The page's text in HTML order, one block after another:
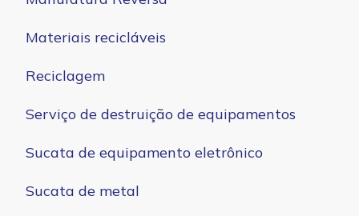
Materiais recicláveis
Reciclagem
Serviço de destruição de equipamentos
Sucata de equipamento eletrônico
Sucata de metal